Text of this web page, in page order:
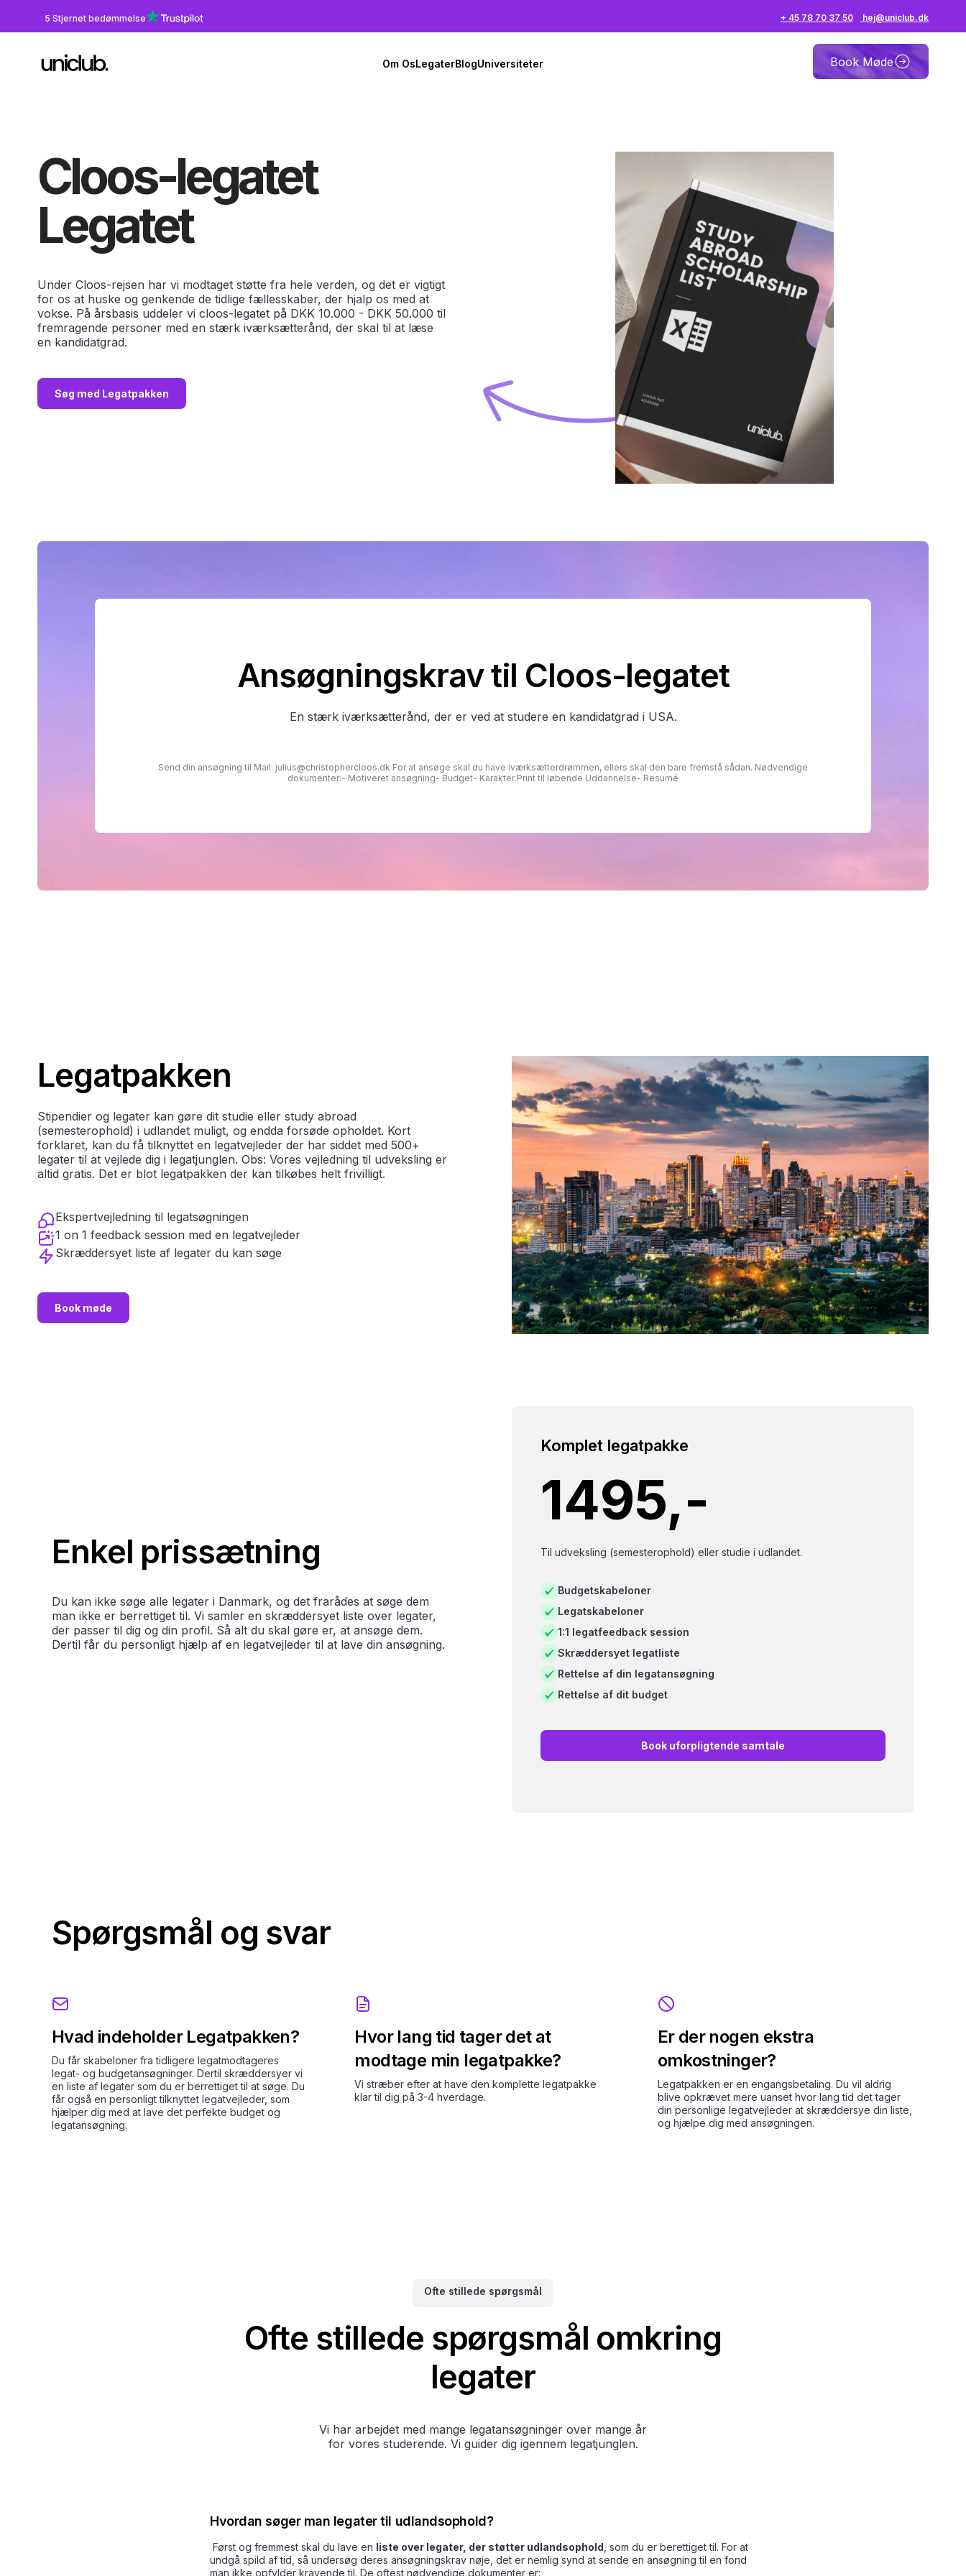
5 Stjernet bedømmelse + 45 78 70 37 50 hej@uniclub.dk
Om OsLegaterBlogUniversiteter Book Møde
Cloos-legatet
Legatet
Under Cloos-rejsen har vi modtaget støtte fra hele verden, og det er vigtigt
for os at huske og genkende de tidlige fællesskaber, der hjalp os med at
vokse. På årsbasis uddeler vi cloos-legatet på DKK 10.000 - DKK 50.000 til
fremragende personer med en stærk iværksætterånd, der skal til at læse
en kandidatgrad.
Søg med Legatpakken
Ansøgningskrav til Cloos-legatet
En stærk iværksætterånd, der er ved at studere en kandidatgrad i USA.
Send din ansøgning til Mail: julius@christophercloos.dk For at ansøge skal du have iværksætterdrømmen, ellers skal den bare fremstå sådan. Nødvendige
dokumenter:- Motiveret ansøgning- Budget- Karakter Print til løbende Uddannelse- Resumé
Legatpakken
Stipendier og legater kan gøre dit studie eller study abroad
(semesterophold) i udlandet muligt, og endda forsøde opholdet. Kort
forklaret, kan du få tilknyttet en legatvejleder der har siddet med 500+
legater til at vejlede dig i legatjunglen. Obs: Vores vejledning til udveksling er
altid gratis. Det er blot legatpakken der kan tilkøbes helt frivilligt.
Ekspertvejledning til legatsøgningen
1 on 1 feedback session med en legatvejleder
Skræddersyet liste af legater du kan søge
Book møde
Enkel prissætning
Du kan ikke søge alle legater i Danmark, og det frarådes at søge dem
man ikke er berrettiget til. Vi samler en skræddersyet liste over legater,
der passer til dig og din profil. Så alt du skal gøre er, at ansøge dem.
Dertil får du personligt hjælp af en legatvejleder til at lave din ansøgning.
Komplet legatpakke
1495,-
Til udveksling (semesterophold) eller studie i udlandet.
Budgetskabeloner
Legatskabeloner
1:1 legatfeedback session
Skræddersyet legatliste
Rettelse af din legatansøgning
Rettelse af dit budget
Book uforpligtende samtale
Spørgsmål og svar
Hvad indeholder Legatpakken?
Du får skabeloner fra tidligere legatmodtageres
legat- og budgetansøgninger. Dertil skræddersyer vi
en liste af legater som du er berrettiget til at søge. Du
får også en personligt tilknyttet legatvejleder, som
hjælper dig med at lave det perfekte budget og
legatansøgning.
Hvor lang tid tager det at
modtage min legatpakke?
Vi stræber efter at have den komplette legatpakke
klar til dig på 3-4 hverdage.
Er der nogen ekstra
omkostninger?
Legatpakken er en engangsbetaling. Du vil aldrig
blive opkrævet mere uanset hvor lang tid det tager
din personlige legatvejleder at skræddersye din liste,
og hjælpe dig med ansøgningen.
Ofte stillede spørgsmål
Ofte stillede spørgsmål omkring
legater
Vi har arbejdet med mange legatansøgninger over mange år
for vores studerende. Vi guider dig igennem legatjunglen.
Hvordan søger man legater til udlandsophold?
Først og fremmest skal du lave en liste over legater, der støtter udlandsophold , som du er berettiget til. For at
undgå spild af tid, så undersøg deres ansøgningskrav nøje, det er nemlig synd at sende en ansøgning til en fond
man ikke opfylder kravende til. De oftest nødvendige dokumenter er: